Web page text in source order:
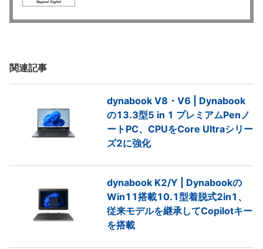
関連記事
dynabook V8・V6 | Dynabook
の13.3型5 in 1 プレミアムPenノ
ートPC、CPUをCore Ultraシリー
ズ2に強化
dynabook K2/Y | Dynabookの
Win11搭載10.1型着脱式2in1、
従来モデルを継承してCopilotキー
を搭載